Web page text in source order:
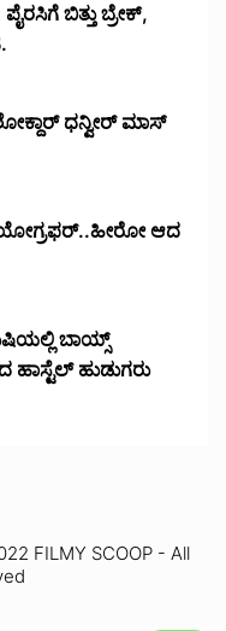
ಬಿತ್ತು ಬ್ರೇಕ್,
ಧನ್ವೀರ್ ಮಾಸ್
ಆದ
ಬಾಯ್ಸ್
ಹಾಸ್ಟೆಲ್ ಹುಡುಗರು
FILMY SCOOP - All